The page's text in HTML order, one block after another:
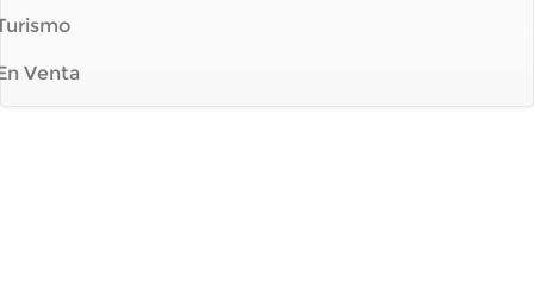
Venta